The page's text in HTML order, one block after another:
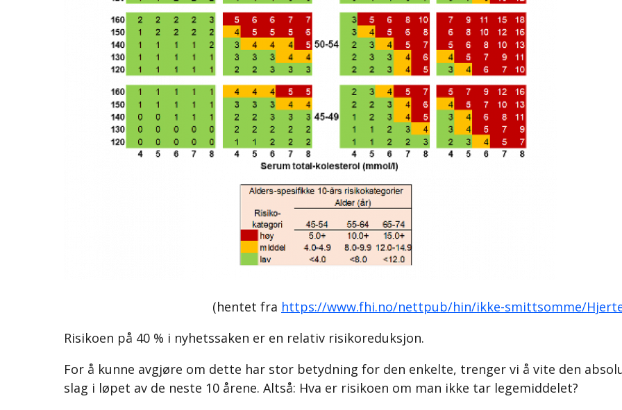
(hentet fra https://www.fhi.no/nettpub/hin/ikke-smittsomme/
Risikoen på 40 % i nyhetssaken er en relativ risikoreduksjon.
For å kunne avgjøre om dette har stor betydning for den enkelte, trenger vi å vite den
slag i løpet av de neste 10 årene. Altså: Hva er risikoen om man ikke tar legemiddelet?